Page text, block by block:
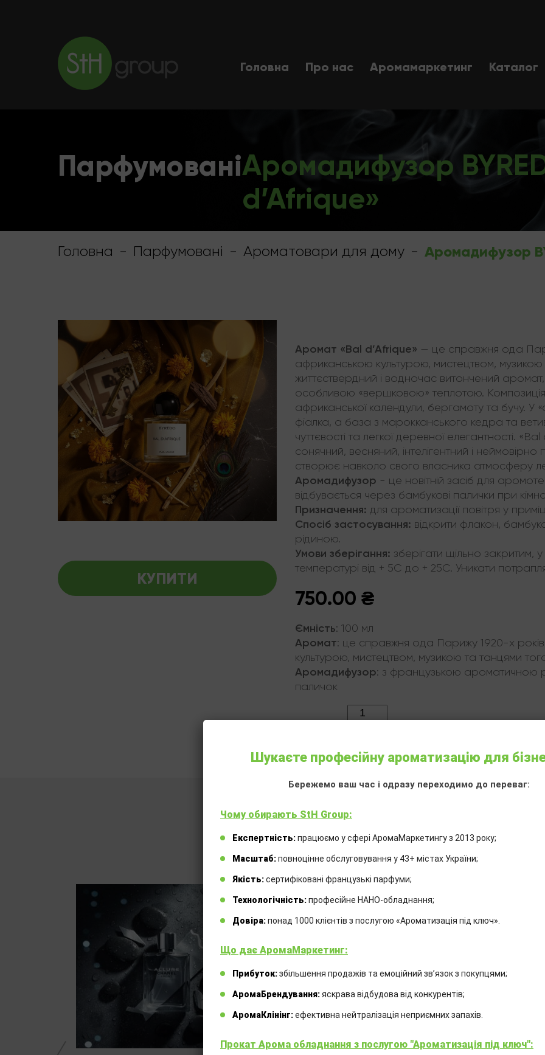
Головна Про нас Аромамаркетинг Каталог
ПарфумованіАромадифузор
d’Afrique»
Головна - Парфумовані - Ароматовари для дому - Аромадифузор
КУПИТИ
Аромат «Bal d’Afrique» — це справжня ода
африканською культурою, мистецтвом,
життєствердний і водночас витончений
особливою «вершковою» теплотою.
африканської календули, бергамоту та бучу. У
фіалка, а база з марокканського кедра та
чуттєвості та легкої деревної елегантності.
сонячний, весняний, інтелігентний і
створює навколо свого власника атмосферу
Аромадифузор - це новітній засіб для
відбувається через бамбукові палички при
Призначення: для ароматизації повітря у
Спосіб застосування: відкрити флакон,
рідиною.
Умови зберігання: зберігати щільно закритим,
температурі від + 5С до + 25С. Уникати
750.00 ₴
Ємність: 100 мл
Аромат: це справжня ода Парижу 1920-х
культурою, мистецтвом, музикою та танцями
Аромадифузор: з французькою ароматичною
паличок
Інші аромотовари
Шукаєте професійну ароматизацію для
Бережемо ваш час і одразу переходимо до переваг:
Чому обирають StH Group:
Експертність:працюємо у сфері АромаМаркетингу з 2013 року;
Масштаб:повноцінне обслуговування у 43+ містах України;
Якість:сертифіковані французькі парфуми;
Технологічність:професійне НАНО-обладнання;
Довіра:понад 1000 клієнтів з послугою «Ароматизація під ключ».
Що дає АромаМаркетинг:
Прибуток:збільшення продажів та емоційний звʼязок з покупцями;
АромаБрендування:яскрава відбудова від конкурентів;
АромаКлінінг:ефективна нейтралізація неприємних запахів.
Прокат Арома обладнання з послугою "Ароматизація під ключ":